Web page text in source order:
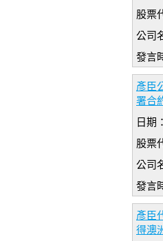
股票
公司
發言
彥臣
署合
日期
股票
公司
發言
彥臣
得澳